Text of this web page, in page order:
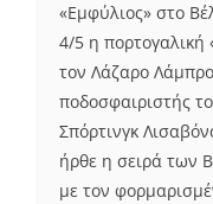
«Εμφύλιος» στο
4/5 η πορτογαλική
τον Λάζαρο
ποδοσφαιριστής
Σπόρτινγκ
ήρθε η σειρά των
με τον